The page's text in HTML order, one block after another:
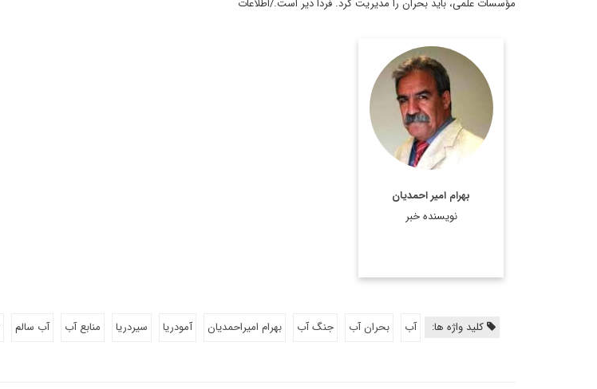
مؤسسات علمی، باید بحران را مدیریت کرد. فردا دیر است./اطلاعات
بهرام امیر احمدیان
نویسنده خبر
استادیار جغرافیای سیاسی،
دانشکده مطالعات جهان
دانشگاه تهران
اطلاعات بیشتر
کلید واژه ها: آب بحران آب جنگ آب بهرام امیراحمدیان آمودریا سیردریا منابع آب آب سالم